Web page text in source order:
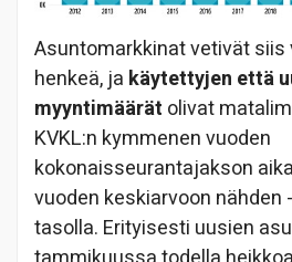
Asuntomarkkinat vetivät
henkeä, ja käytettyjen että
myyntimäärät olivat
KVKL:n kymmenen vuoden
kokonaisseurantajakson
vuoden keskiarvoon nähden
tasolla. Erityisesti uusien